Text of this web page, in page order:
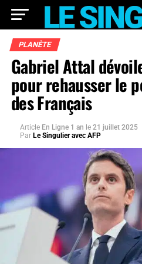
PLANÈTE
Gabriel Attal
pour rehausser le
des Français
Article En Ligne 1 an le 21 juillet 2025
Par Le Singulier avec AFP